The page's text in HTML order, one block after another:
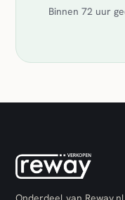
Binnen 72 uur